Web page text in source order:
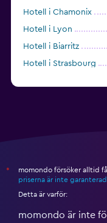
Hotell i Chamonix
Hotell i Lyon
Hotell i Biarritz
Hotell i Strasbourg
*
momondo försöker alltid
priserna är inte
Detta är varför:
momondo är inte